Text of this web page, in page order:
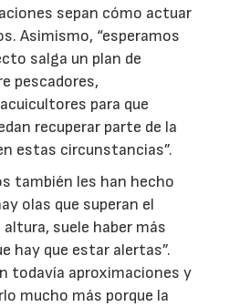
sepan cómo actuar
Asimismo, “esperamos
salga un plan de
pescadores,
para que
recuperar parte de la
estas circunstancias”.
también les han hecho
olas que superan el
suele haber más
hay que estar alertas”.
todavía aproximaciones y
mucho más porque la